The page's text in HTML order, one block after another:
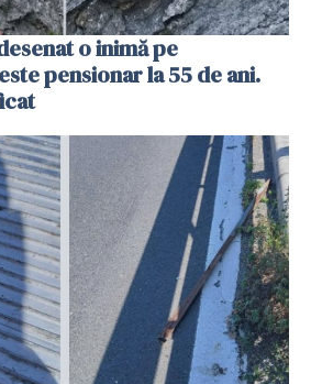
o inimă pe
pensionar la 55 de ani.